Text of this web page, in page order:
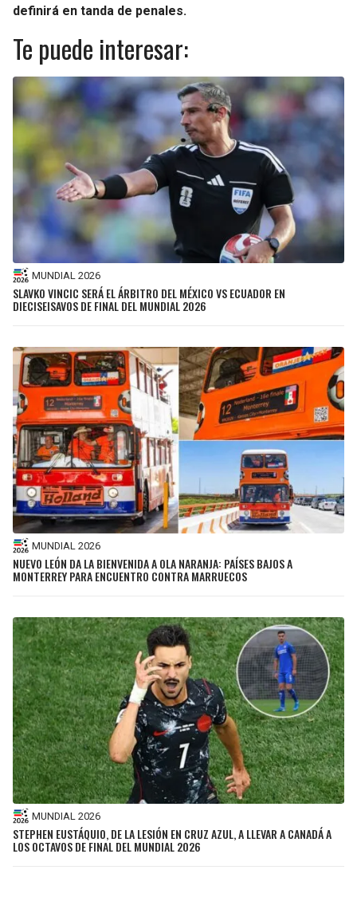
definirá en tanda de penales.
Te puede interesar:
MUNDIAL 2026
SLAVKO VINCIC SERÁ EL ÁRBITRO DEL MÉXICO VS ECUADOR EN
DIECISEISAVOS DE FINAL DEL MUNDIAL 2026
MUNDIAL 2026
NUEVO LEÓN DA LA BIENVENIDA A OLA NARANJA: PAÍSES BAJOS A
MONTERREY PARA ENCUENTRO CONTRA MARRUECOS
MUNDIAL 2026
STEPHEN EUSTÁQUIO, DE LA LESIÓN EN CRUZ AZUL, A LLEVAR A CANADÁ A
LOS OCTAVOS DE FINAL DEL MUNDIAL 2026